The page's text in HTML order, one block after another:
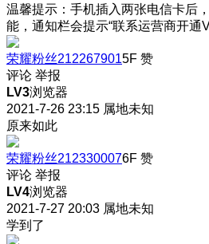
温馨提示：手机插入两张电信卡后
能，通知栏会提示“联系运营商开通
荣耀粉丝2122679015F 赞
评论 举报
LV3浏览器
2021-7-26 23:15 属地未知
原来如此
荣耀粉丝2123300076F 赞
评论 举报
LV4浏览器
2021-7-27 20:03 属地未知
学到了